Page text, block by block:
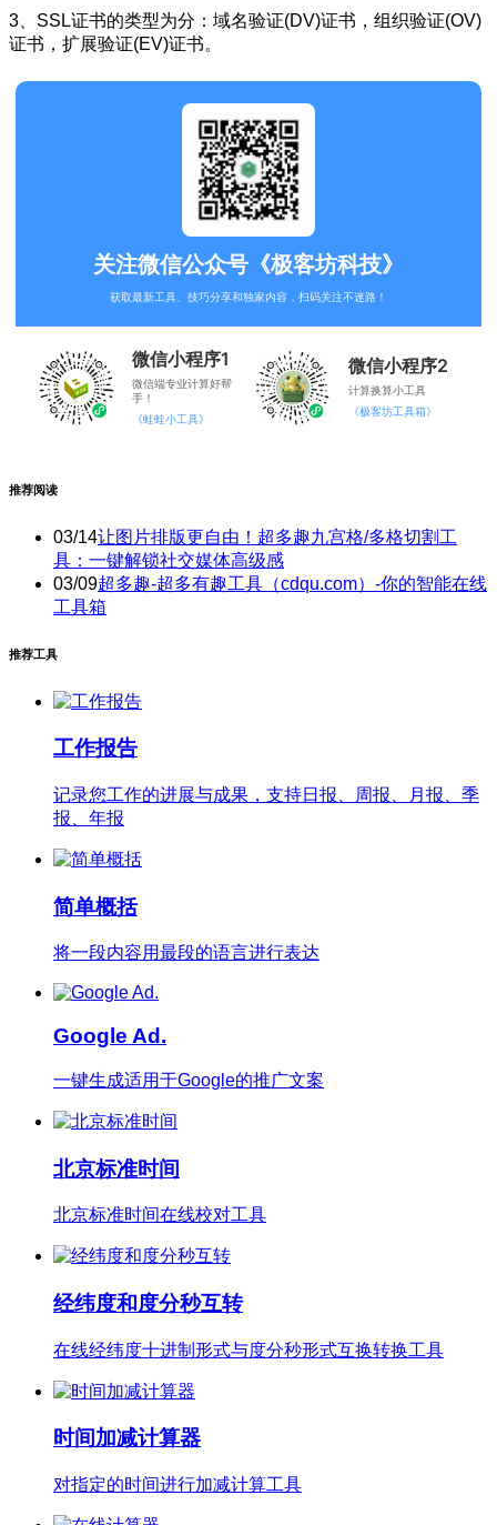
3、SSL证书的类型为分：域名验证(DV)证书，组织验证(OV)
证书，扩展验证(EV)证书。
关注微信公众号《极客坊科技》
获取最新工具、技巧分享和独家内容，扫码关注不迷路！
微信小程序1
微信端专业计算好帮
手！
《蛙蛙小工具》
微信小程序2
计算换算小工具
《极客坊工具箱》
推荐阅读
03/14让图片排版更自由！超多趣九宫格/多格切割工
具：一键解锁社交媒体高级感
03/09超多趣-超多有趣工具（cdqu.com）-你的智能在线
工具箱
推荐工具
工作报告
记录您工作的进展与成果，支持日报、周报、月报、季
报、年报
简单概括
将一段内容用最段的语言进行表达
Google Ad.
一键生成适用于Google的推广文案
北京标准时间
北京标准时间在线校对工具
经纬度和度分秒互转
在线经纬度十进制形式与度分秒形式互换转换工具
时间加减计算器
对指定的时间进行加减计算工具